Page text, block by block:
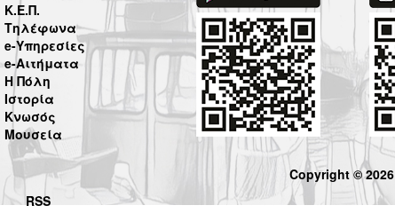
Κ.Ε.Π.
Τηλέφωνα
e-Υπηρεσίες
e-Αιτήματα
Η Πόλη
Ιστορία
Κνωσός
Μουσεία
RSS
Copyright © 2026